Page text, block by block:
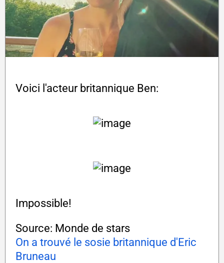
Voici l'acteur britannique Ben:
Impossible!
Source: Monde de stars
On a trouvé le sosie britannique d'Eric
Bruneau